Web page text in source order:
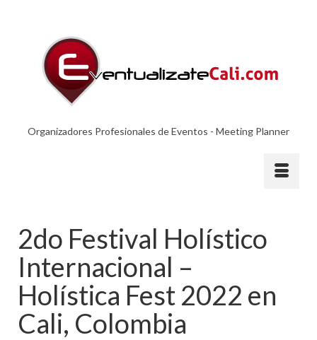
Organizadores Profesionales de Eventos - Meeting Planner
2do Festival Holístico
Internacional –
Holística Fest 2022 en
Cali, Colombia